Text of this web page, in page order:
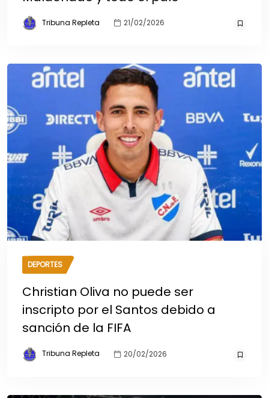
Tribuna Repleta 21/02/2026
DEPORTES
Christian Oliva no puede ser
inscripto por el Santos debido a
sanción de la FIFA
Tribuna Repleta 20/02/2026